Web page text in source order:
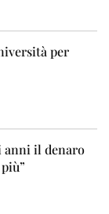
per
anni il denaro